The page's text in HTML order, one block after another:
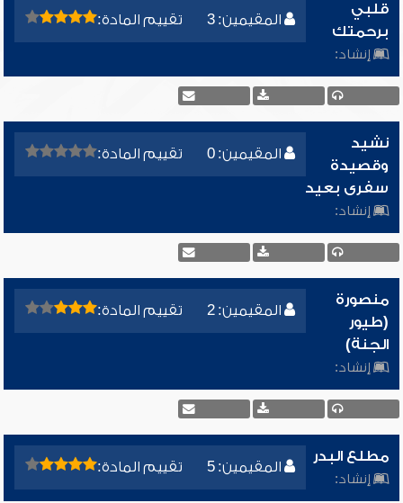
المقيمين: 3 تقييم المادة:
قلبي
برحمتك
إنشاد:
المقيمين: 0 تقييم المادة:
نشيد
وقصيدة
سفرى بعيد
إنشاد:
المقيمين: 2 تقييم المادة:
منصورة
(طيور
الجنة)
إنشاد:
المقيمين: 5 تقييم المادة:
مطلع البدر
إنشاد: